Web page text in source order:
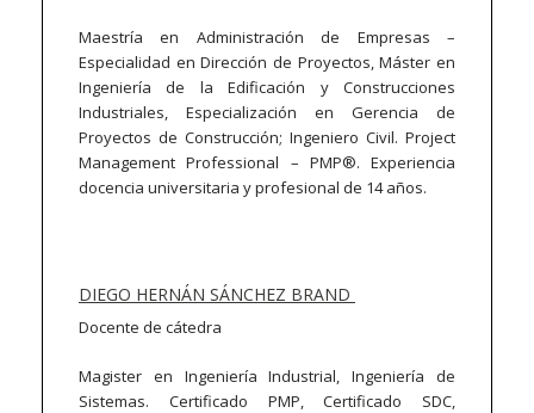
Maestría en Administración de Empresas –
Especialidad en Dirección de Proyectos, Máster en
Ingeniería de la Edificación y Construcciones
Industriales, Especialización en Gerencia de
Proyectos de Construcción; Ingeniero Civil. Project
Management Professional – PMP®. Experiencia
docencia universitaria y profesional de 14 años.
DIEGO HERNÁN SÁNCHEZ BRAND
Docente de cátedra
Magister en Ingeniería Industrial, Ingeniería de
Sistemas. Certificado PMP, Certificado SDC,